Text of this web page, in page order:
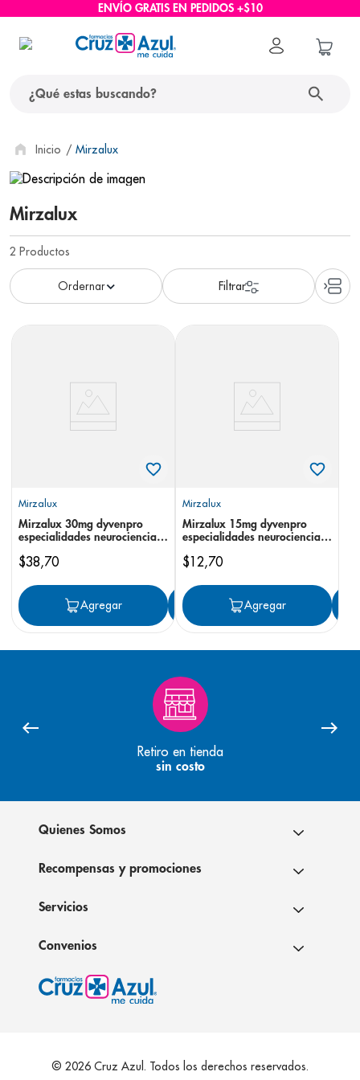
ENVÍO GRATIS EN PEDIDOS +$10
Mirzalux
Mirzalux
2 Productos
Mirzalux
Mirzalux 30mg dyvenpro
especialidades neurociencias
$38,70
Agregar Agregar
Mirzalux
Mirzalux 15mg dyvenpro
especialidades neurociencias
$12,70
Agregar
Retiro en tienda
sin costo
Quienes Somos
Recompensas y promociones
Servicios
Convenios
© 2026 Cruz Azul. Todos los derechos reservados.
términos más buscados
1. protector solar
2. pañales
3. eucerin
4. cerave
nivea
6. bioderma
pediasure
panolini